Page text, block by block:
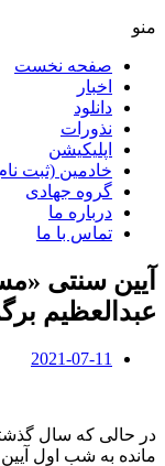
منو
صفحه نخست
اخبار
دانلود
نذورات
اپلیکیشن
خادمین (ثبت
گروه جهادی
درباره ما
تماس با ما
آیین سنتی
عبدالعظیم
2021-07-11
در حالی که سال
مانده به شب اول